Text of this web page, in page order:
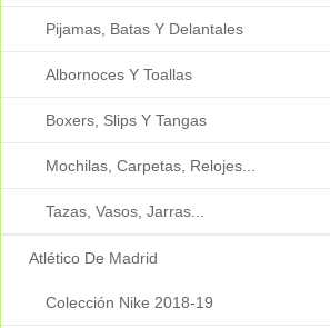
Pijamas, Batas Y Delantales
Albornoces Y Toallas
Boxers, Slips Y Tangas
Mochilas, Carpetas, Relojes...
Tazas, Vasos, Jarras...
Atlético De Madrid
Colección Nike 2018-19